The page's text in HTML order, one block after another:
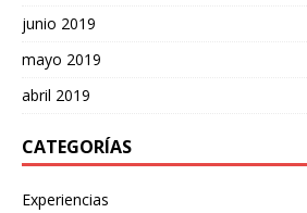
junio 2019
mayo 2019
abril 2019
CATEGORÍAS
Experiencias